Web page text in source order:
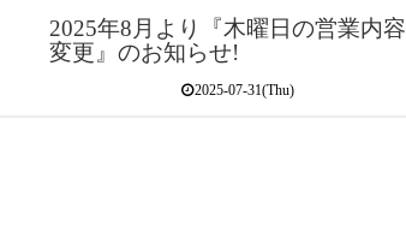
2025年8月より『木曜日の営業内容
変更』のお知らせ!
2025-07-31(Thu)